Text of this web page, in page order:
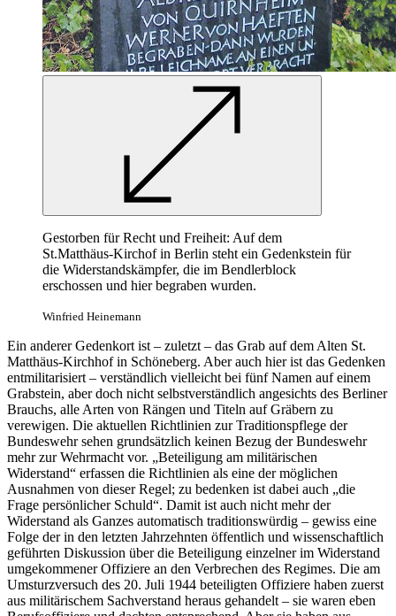
sich am ehemaligen Flughafen Rangsdorf. Dort weist seit dem 20.
Juli 2004 ein kleiner, inPrivatinitiative erstellter Gedenkstein darauf
hin, dass Stauffenberg und sein Adjutant Werner von Haeften 60
Jahre zuvor von dort aus „zum Attentat“ im Führerhauptquartier
„Wolfsschanze“ per Flugzeug gestartet und von dort auch nach
Das vielleicht bekannteste Symbol des Gedenkens findet sich am
eigentlichen Ort des Geschehens
Deutscher Widerstand: die Statue des Heros von Richard Scheibe im
Innenhof des Berliner Bendlerblocks. Diese Gestalt verweist nicht
speziell auf den militärischen Widerstand, sondern bezieht alle
Männer (allerdings nicht die Frauen)indas Widerstandsgedenken
ein. Das entspricht übrigens – insofern ganz modern – dem Auftrag
der Gedenkstätte selbst, den Widerstand gegen Hitler
ganzen Breite darzustellen. Anders verhält es sich mit der
der Wand des Innenhofes, die auch zur
regelmäßigen Kranzniederlegung dient: Hier sind die fünf
aufgeführt.